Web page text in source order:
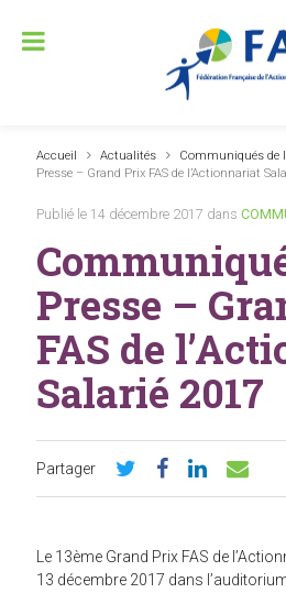
Accueil Actualités Communiqués de
Presse – Grand Prix FAS de l’Actionnariat
Publié le 14 décembre 2017 dans
Presse –
FAS de
Salarié 2017
Partager
Le 13ème Grand Prix FAS de
13 décembre 2017 dans